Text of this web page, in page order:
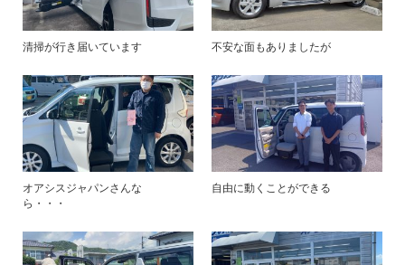
清掃が行き届いています 不安な面もありましたが
オアシスジャパンさんな
ら・・・
自由に動くことができる